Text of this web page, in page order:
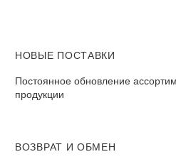
НОВЫЕ ПОСТАВКИ
Постоянное обновление
продукции
ВОЗВРАТ И ОБМЕН​